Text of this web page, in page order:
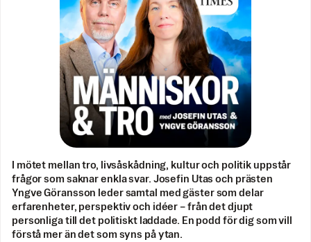
I mötet mellan tro, livsåskådning, kultur och politik uppstår
frågor som saknar enkla svar. Josefin Utas och prästen
Yngve Göransson leder samtal med gäster som delar
erfarenheter, perspektiv och idéer – från det djupt
personliga till det politiskt laddade. En podd för dig som vill
förstå mer än det som syns på ytan.